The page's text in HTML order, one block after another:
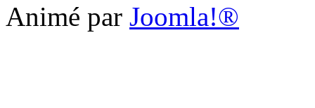
Animé par Joomla!®